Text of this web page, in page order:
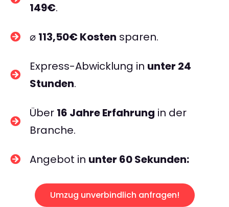
149€.
⌀ 113,50€ Kosten sparen.
Express-Abwicklung in unter 24
Stunden.
Über 16 Jahre Erfahrung in der
Branche.
Angebot in unter 60 Sekunden:
Umzug unverbindlich anfragen!